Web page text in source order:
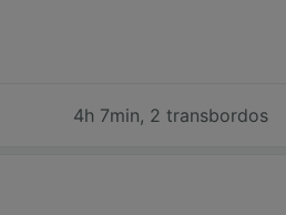
4h 7min, 2 transbordos